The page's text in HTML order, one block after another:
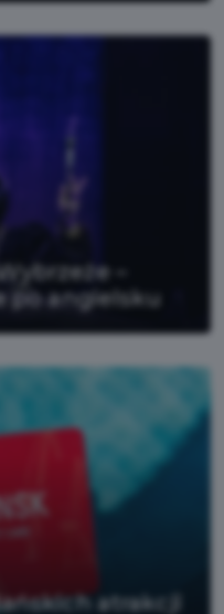
–
po angielsku
atrakcji